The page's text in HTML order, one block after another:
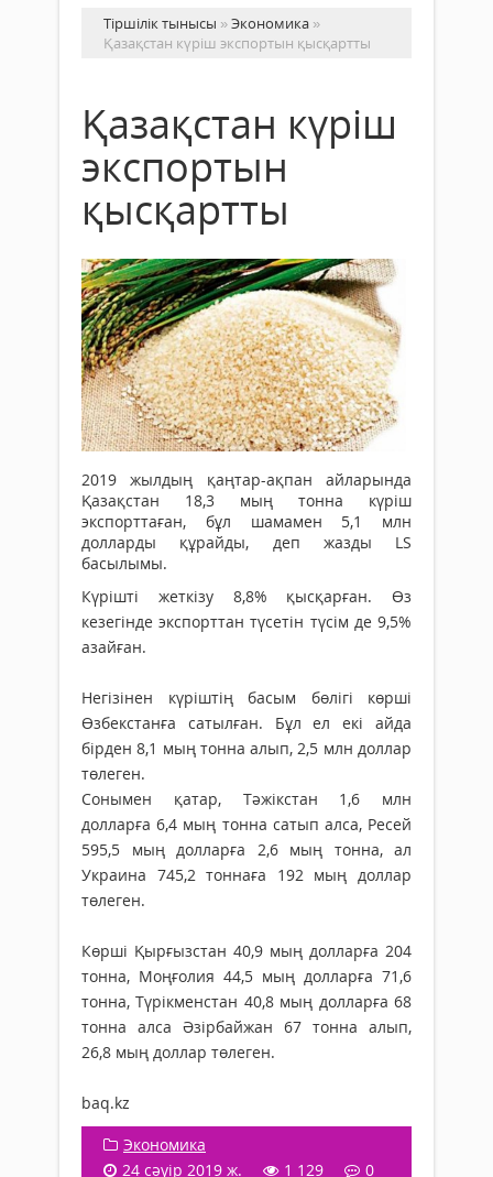
Тіршілік тынысы »Экономика »
Қазақстан күріш экспортын қысқартты
Қазақстан күріш
экспортын
қысқартты
2019 жылдың қаңтар-ақпан айларында
Қазақстан 18,3 мың тонна күріш
экспорттаған, бұл шамамен 5,1 млн
долларды құрайды, деп жазды LS
басылымы.
Күрішті жеткізу 8,8% қысқарған. Өз
кезегінде экспорттан түсетін түсім де 9,5%
азайған.
Негізінен күріштің басым бөлігі көрші
Өзбекстанға сатылған. Бұл ел екі айда
бірден 8,1 мың тонна алып, 2,5 млн доллар
төлеген.
Сонымен қатар, Тәжікстан 1,6 млн
долларға 6,4 мың тонна сатып алса, Ресей
595,5 мың долларға 2,6 мың тонна, ал
Украина 745,2 тоннаға 192 мың доллар
төлеген.
Көрші Қырғызстан 40,9 мың долларға 204
тонна, Моңғолия 44,5 мың долларға 71,6
тонна, Түрікменстан 40,8 мың долларға 68
тонна алса Әзірбайжан 67 тонна алып,
26,8 мың доллар төлеген.
baq.kz
Экономика
24 сәуір 2019 ж.
1 129 0